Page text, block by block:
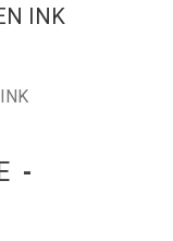
INK
-